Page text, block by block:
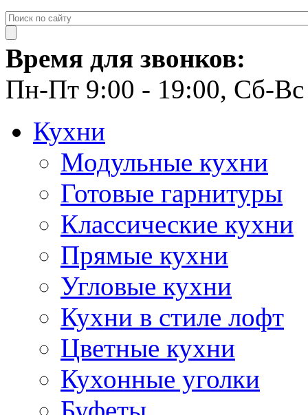
Время для звонков:
Пн-Пт 9:00 - 19:00, Сб-Вс
Кухни
Модульные кухни
Готовые гарнитуры
Классические кухни
Прямые кухни
Угловые кухни
Кухни в стиле лофт
Цветные кухни
Кухонные уголки